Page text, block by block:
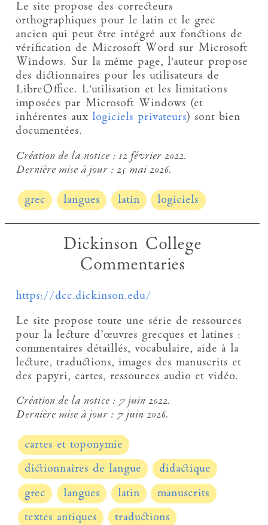
Le site propose des correcteurs
orthographiques pour le latin et le grec
ancien qui peut être intégré aux fonctions de
vérification de Microsoft Word sur Microsoft
Windows. Sur la même page, l'auteur propose
des dictionnaires pour les utilisateurs de
LibreOffice. L'utilisation et les limitations
imposées par Microsoft Windows (et
inhérentes aux logiciels privateurs) sont bien
documentées.
Création de la notice :12 février 2022.
Dernière mise à jour :25 mai 2026.
grec langues latin logiciels
Dickinson College
Commentaries
https://dcc.dickinson.edu/
Le site propose toute une série de ressources
pour la lecture d’œuvres grecques et latines :
commentaires détaillés, vocabulaire, aide à la
lecture, traductions, images des manuscrits et
des papyri, cartes, ressources audio et vidéo.
Création de la notice : 7 juin 2022.
Dernière mise à jour : 7 juin 2026.
cartes et toponymie
dictionnaires de langue
didactique
grec
langues latin
manuscrits
textes antiques
traductions